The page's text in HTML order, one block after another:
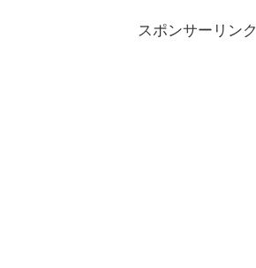
スポンサーリンク